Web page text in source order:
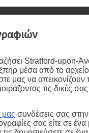
Stratford-upon-
μέσα από το
μας να απεικονίζουν
τις δικές σας
μας συνδέσεις σας
σας είτε σε